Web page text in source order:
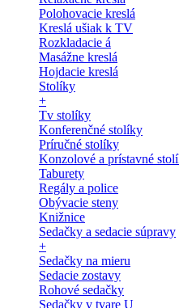
Polohovacie kreslá
Kreslá ušiak k TV
Rozkladacie á
Masážne kreslá
Hojdacie kreslá
Stolíky
+
Tv stolíky
Konferenčné stolíky
Príručné stolíky
Konzolové a prístavné
Taburety
Regály a police
Obývacie steny
Knižnice
Sedačky a sedacie súpravy
+
Sedačky na mieru
Sedacie zostavy
Rohové sedačky
Sedačky v tvare U